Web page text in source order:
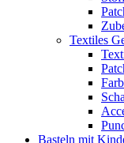
Textiles
Basteln mit